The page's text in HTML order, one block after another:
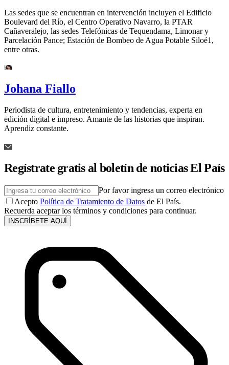
Las sedes que se encuentran en intervención incluyen el Edificio
Boulevard del Río, el Centro Operativo Navarro, la PTAR
Cañaveralejo, las sedes Telefónicas de Tequendama, Limonar y
Parcelación Pance; Estación de Bombeo de Agua Potable Siloé1,
entre otras.
Johana Fiallo
Periodista de cultura, entretenimiento y tendencias, experta en
edición digital e impreso. Amante de las historias que inspiran.
Aprendiz constante.
Regístrate gratis al boletín de noticias El País
Por favor ingresa un correo electrónico
Acepto Política de Tratamiento de Datos de El País.
Recuerda aceptar los términos y condiciones para continuar.
INSCRÍBETE AQUÍ